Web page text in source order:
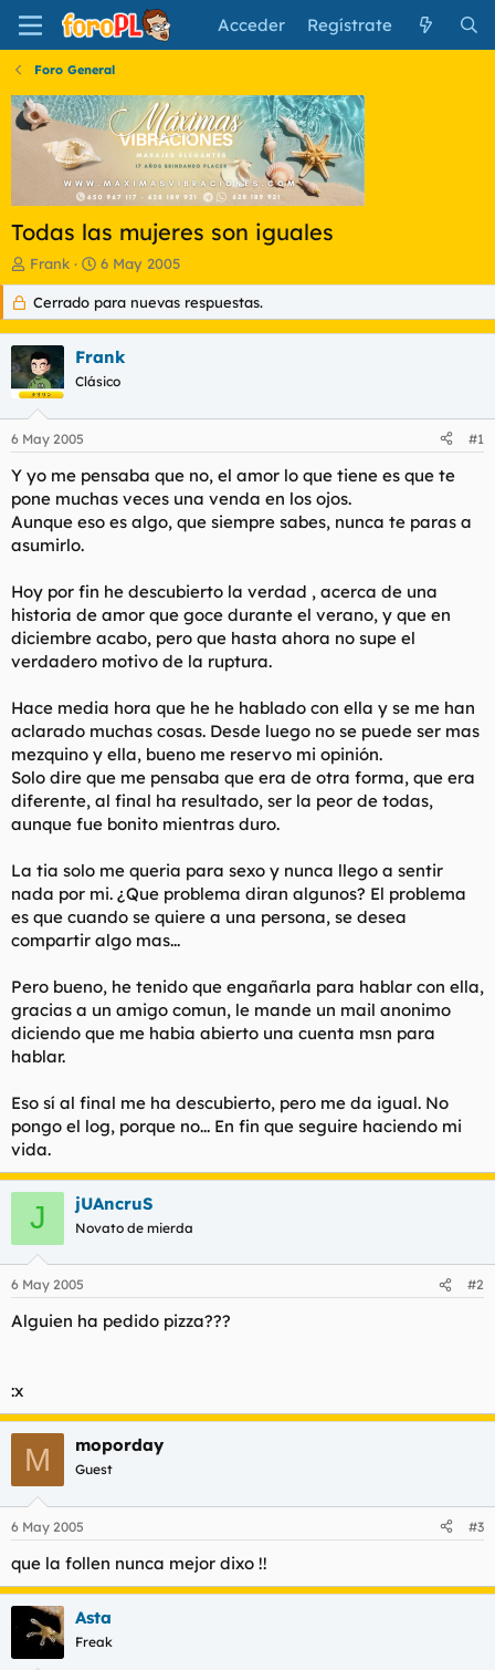
Acceder Regístrate
Foro General
Todas las mujeres son iguales
I
n
c
i
a
d
o
r
d
l
t
e
m
Frank
F
e
c
h
d
e
n
i
o
6 May 2005
Cerrado para nuevas respuestas.
Frank
Clásico
6 May 2005 #1
Y yo me pensaba que no, el amor lo que tiene es que te
pone muchas veces una venda en los ojos.
Aunque eso es algo, que siempre sabes, nunca te paras a
asumirlo.
Hoy por fin he descubierto la verdad , acerca de una
historia de amor que goce durante el verano, y que en
diciembre acabo, pero que hasta ahora no supe el
verdadero motivo de la ruptura.
Hace media hora que he he hablado con ella y se me han
aclarado muchas cosas. Desde luego no se puede ser mas
mezquino y ella, bueno me reservo mi opinión.
Solo dire que me pensaba que era de otra forma, que era
diferente, al final ha resultado, ser la peor de todas,
aunque fue bonito mientras duro.
La tia solo me queria para sexo y nunca llego a sentir
nada por mi. ¿Que problema diran algunos? El problema
es que cuando se quiere a una persona, se desea
compartir algo mas...
Pero bueno, he tenido que engañarla para hablar con ella,
gracias a un amigo comun, le mande un mail anonimo
diciendo que me habia abierto una cuenta msn para
hablar.
Eso sí al final me ha descubierto, pero me da igual. No
pongo el log, porque no... En fin que seguire haciendo mi
vida.
J jUAncruS
Novato de mierda
6 May 2005 #2
Alguien ha pedido pizza???
:x
M moporday
Guest
6 May 2005 #3
que la follen nunca mejor dixo !!
Asta
Freak